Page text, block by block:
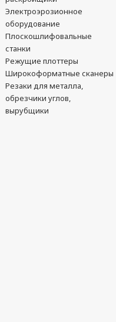
Электроэрозионное
оборудование
Плоскошлифовальные
станки
Режущие плоттеры
Широкоформатные сканеры
Резаки для металла,
обрезчики углов,
вырубщики